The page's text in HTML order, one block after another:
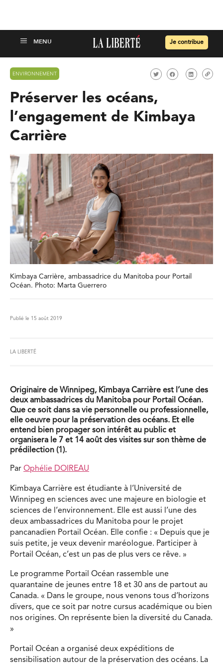
Je contribue
ENVIRONNEMENT
Préserver les océans,
l’engagement de Kimbaya
Carrière
Kimbaya Carrière, ambassadrice du Manitoba pour Portail
Océan. Photo: Marta Guerrero
Publié le 15 août 2019
LA LIBERTÉ
Originaire de Winnipeg, Kimbaya Carrière est l’une des
deux ambassadrices du Manitoba pour Portail Océan.
Que ce soit dans sa vie personnelle ou professionnelle,
elle oeuvre pour la préservation des océans. Et elle
entend bien propager son intérêt au public et
organisera le 7 et 14 août des visites sur son thème de
prédilection (1).
Par Ophélie DOIREAU
Kimbaya Carrière est étudiante à l’Université de
Winnipeg en sciences avec une majeure en biologie et
sciences de l’environnement. Elle est aussi l’une des
deux ambassadrices du Manitoba pour le projet
pancanadien Portail Océan. Elle confie : « Depuis que je
suis petite, je veux devenir maréologue. Participer à
Portail Océan, c’est un pas de plus vers ce rêve. »
Le programme Portail Océan rassemble une
quarantaine de jeunes entre 18 et 30 ans de partout au
Canada. « Dans le groupe, nous venons tous d’horizons
divers, que ce soit par notre cursus académique ou bien
nos origines. On représente bien la diversité du Canada.
»
Portail Océan a organisé deux expéditions de
sensibilisation autour de la préservation des océans. La